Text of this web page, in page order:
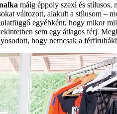
máig éppoly szexi és stílusos,
változott, alakult a stílusom
egyébként, hogy mikor
sem egy átlagos férj.
hogy nemcsak a